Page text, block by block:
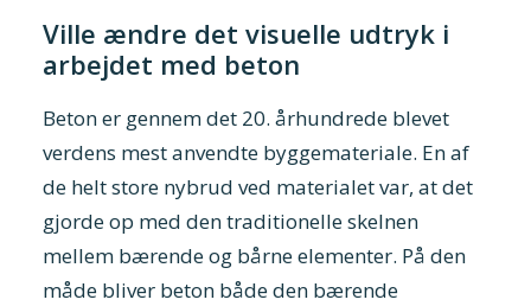
Ville ændre det visuelle udtryk i
arbejdet med beton
Beton er gennem det 20. århundrede blevet
verdens mest anvendte byggemateriale. En af
de helt store nybrud ved materialet var, at det
gjorde op med den traditionelle skelnen
mellem bærende og bårne elementer. På den
måde bliver beton både den bærende